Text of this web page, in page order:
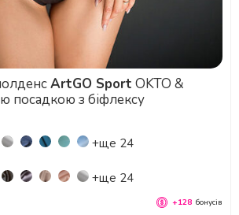
ArtGO Sport OKTO &
посадкою з біфлексу
+ще 24
+ще 24
+128 бонусів